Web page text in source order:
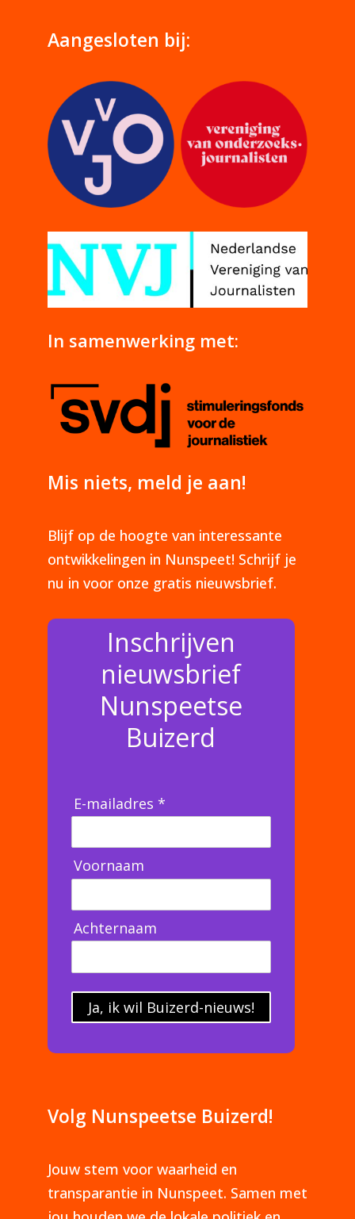
Aangesloten bij:
In samenwerking met:
Mis niets, meld je aan!
Blijf op de hoogte van interessante
ontwikkelingen in Nunspeet! Schrijf je
nu in voor onze gratis nieuwsbrief.
Inschrijven
nieuwsbrief
Nunspeetse
Buizerd
E-mailadres *
Voornaam
Achternaam
Ja, ik wil Buizerd-nieuws!
Volg Nunspeetse Buizerd!
Jouw stem voor waarheid en
transparantie in Nunspeet. Samen met